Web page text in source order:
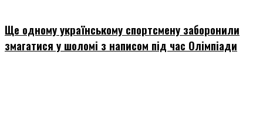
Ще одному українському спортсмену заборонили
змагатися у шоломі з написом під час Олімпіади